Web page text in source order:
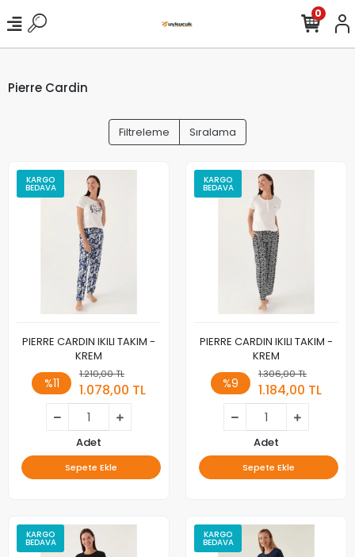
0
Pierre Cardin
Filtreleme Sıralama
KARGO
BEDAVA
PIERRE CARDIN IKILI TAKIM -
KREM
%11
1.210,00 TL
1.078,00 TL
Adet
Sepete Ekle
KARGO
BEDAVA
PIERRE CARDIN IKILI TAKIM -
KREM
%9
1.306,00 TL
1.184,00 TL
Adet
Sepete Ekle
KARGO
BEDAVA
KARGO
BEDAVA